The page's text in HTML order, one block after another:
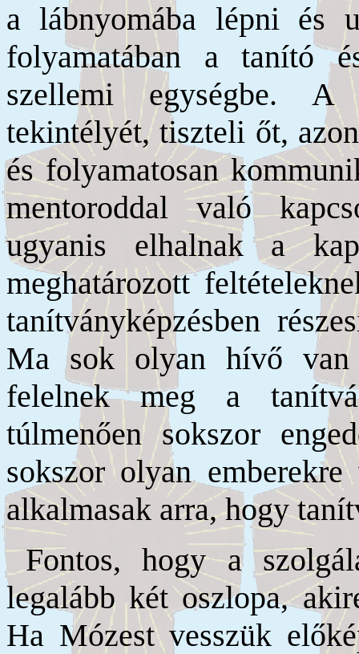
a lábnyomába lépni és
folyamatában a tanító
szellemi egységbe. A
tekintélyét, tiszteli őt,
és folyamatosan
mentoroddal való
ugyanis elhalnak a
meghatározott
tanítványképzésben
Ma sok olyan hívő van
felelnek meg a
túlmenően sokszor
sokszor olyan
alkalmasak arra, hogy
Fontos, hogy a
legalább két oszlopa,
Ha Mózest vesszük